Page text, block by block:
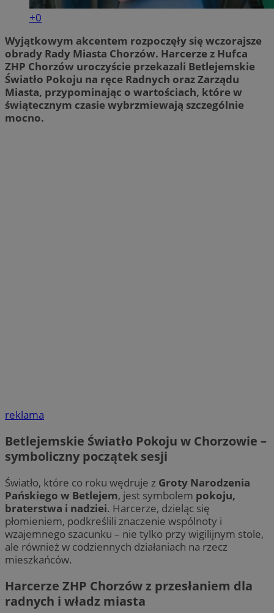
+0
Wyjątkowym akcentem rozpoczęły się wczorajsze
obrady Rady Miasta Chorzów. Harcerze z Hufca
ZHP Chorzów uroczyście przekazali Betlejemskie
Światło Pokoju na ręce Radnych oraz Zarządu
Miasta, przypominając o wartościach, które w
świątecznym czasie wybrzmiewają szczególnie
mocno.
reklama
Betlejemskie Światło Pokoju w Chorzowie –
symboliczny początek sesji
Światło, które co roku wędruje z Groty Narodzenia
Pańskiego w Betlejem, jest symbolem pokoju,
braterstwa i nadziei. Harcerze, dzieląc się
płomieniem, podkreślili znaczenie wspólnoty i
wzajemnego szacunku – nie tylko przy wigilijnym stole,
ale również w codziennych działaniach na rzecz
mieszkańców.
Harcerze ZHP Chorzów z przesłaniem dla
radnych i władz miasta